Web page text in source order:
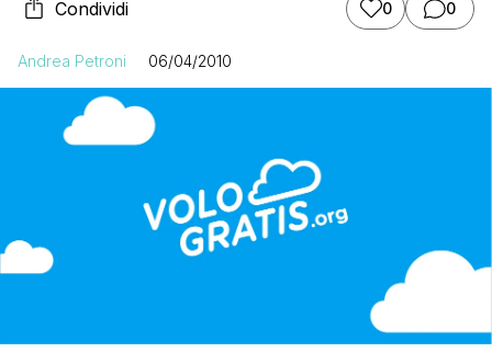
Condividi 0 0
Andrea Petroni 06/04/2010